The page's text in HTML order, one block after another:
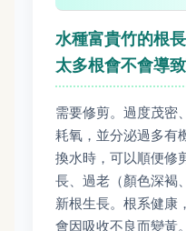
水種富貴竹的根
太多根會不會導
需要修剪。過度茂密
耗氧，並分泌過多有
換水時，可以順便修
長、過老（顏色深褐
新根生長。根系健康
會因吸收不良而變黃。